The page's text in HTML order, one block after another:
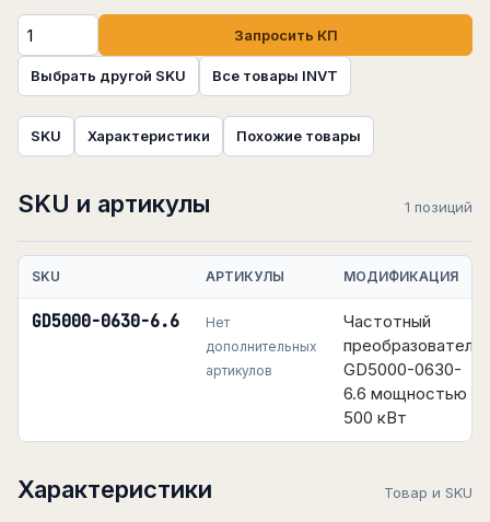
Запросить КП
Выбрать другой SKU Все товары INVT
SKU Характеристики Похожие товары
SKU и артикулы 1 позиций
SKU АРТИКУЛЫ МОДИФИКАЦИЯ
GD5000-0630-6.6
Нет
дополнительных
артикулов
Частотный
преобразователь
GD5000-0630-
6.6 мощностью
500 кВт
Характеристики Товар и SKU